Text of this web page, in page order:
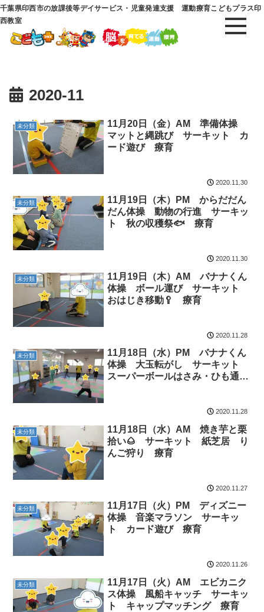
千葉県印西市の放課後等デイサービス・児童発達支援 運動療育こどもプラス印
西教室
2020-11
未分類
11月20日（金）AM 準備体操
マットと縄跳び サーキット カ
ード遊び 療育
2020.11.30
未分類
11月19日（木）PM からだだん
だん体操 動物の行進 サーキッ
ト 秋の収穫祭🐟 療育
2020.11.30
未分類
11月19日（木）AM バナナくん
体操 ボール運び サーキット
おはじき移動🥄 療育
2020.11.28
未分類
11月18日（水）PM バナナくん
体操 大玉転がし サーキット
スーパーボールはさみ・ひも通
2020.11.28
未分類
11月18日（水）AM 焼き芋と栗
拾い🌰 サーキット 紙芝居 り
んご狩り 療育
2020.11.27
未分類
11月17日（火）PM ディズニー
体操 音楽マラソン サーキッ
ト カード遊び 療育
2020.11.26
未分類
11月17日（火）AM エビカニク
ス体操 風船キャッチ サーキッ
ト キャップマッチング 療育